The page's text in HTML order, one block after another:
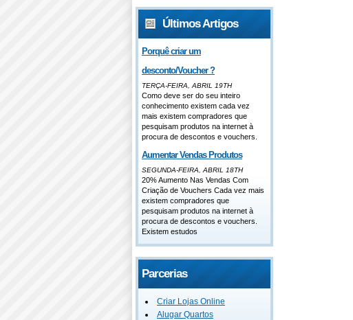
Últimos Artigos
Porquê criar um
desconto/Voucher ?
TERÇA-FEIRA, ABRIL 19TH
Como deve ser do seu inteiro
conhecimento existem cada vez
mais existem compradores que
pesquisam produtos na internet à
procura de descontos e vouchers.
Aumentar Vendas Produtos
SEGUNDA-FEIRA, ABRIL 18TH
20% Aumento Nas Vendas Com
Criação de Vouchers Cada vez mais
existem compradores que
pesquisam produtos na internet à
procura de descontos e vouchers.
Existem estudos
Parcerias
Criar Lojas Online
Alugar Quartos